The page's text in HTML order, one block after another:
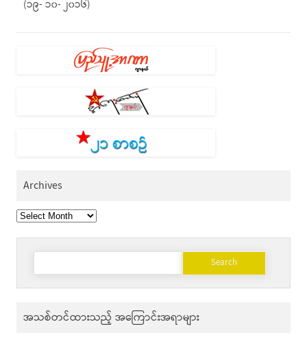
(၁၉- ၁၀- ၂၀၁၆)
Archives
Archives
Search
အသစ်တင်ထားသည့် အကြောင်းအရာများ